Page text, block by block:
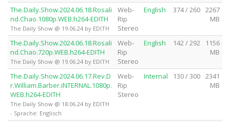
The.Daily.Show.2024.06.18.Rosali
nd.Chao.1080p.WEB.h264-EDITH
The Daily Show @ 19.06.24 by EDITH
Web-
Rip
Stereo
English 374 / 260
2267
MB
The.Daily.Show.2024.06.18.Rosali
nd.Chao.720p.WEB.h264-EDITH
The Daily Show @ 19.06.24 by EDITH
Web-
Rip
Stereo
English 142 / 292
1156
MB
The.Daily.Show.2024.06.17.Rev.D
r.William.Barber.iNTERNAL.1080p.
WEB.h264-EDITH
The Daily Show @ 18.06.24 by EDITH
- Sprache: Englisch
Web-
Rip
Stereo
Internal 130 / 300
2341
MB